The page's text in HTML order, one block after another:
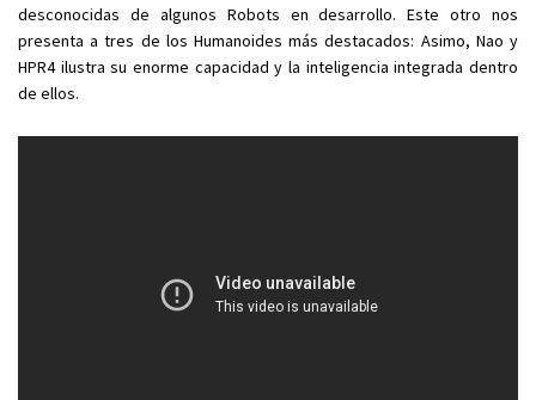
desconocidas de algunos Robots en desarrollo. Este otro nos
presenta a tres de los Humanoides más destacados: Asimo, Nao y
HPR4 ilustra su enorme capacidad y la inteligencia integrada dentro
de ellos.